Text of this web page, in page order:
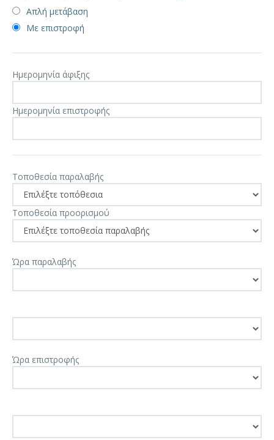
Απλή μετάβαση
Με επιστροφή
Ημερομηνία άφιξης
Ημερομηνία επιστροφής
Τοποθεσία παραλαβής
Τοποθεσία προορισμού
Ώρα παραλαβής
Ώρα επιστροφής